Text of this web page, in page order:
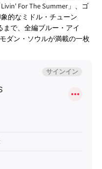
For The Summer」、ゴ
的なミドル・チューン
まで、全編ブルー・アイ
ダン・ソウルが満載の一枚